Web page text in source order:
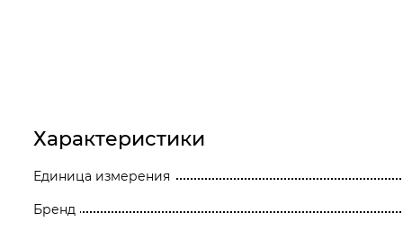
Электроинструмент
Электрохозтовары
Характеристики
Единица измерения
Бренд